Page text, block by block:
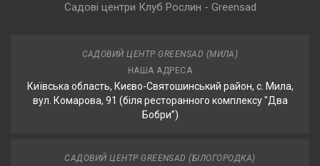
Садові центри Клуб Рослин - Greensad
САДОВИЙ ЦЕНТР GREENSAD (МИЛА)
НАША АДРЕСА
Київська область, Києво-Святошинський район, с. Мила,
вул. Комарова, 91 (біля ресторанного комплексу "Два
Бобри”)
САДОВИЙ ЦЕНТР GREENSAD (БІЛОГОРОДКА)